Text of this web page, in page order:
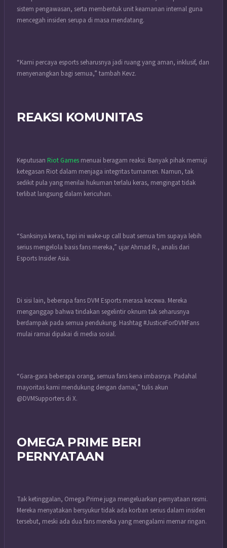
sistem pengawasan, serta membentuk unit keamanan internal guna
mencegah insiden serupa di masa mendatang.
“Kami percaya esports seharusnya jadi ruang yang aman, inklusif, dan
menyenangkan bagi semua,” tambah Kevz.
REAKSI KOMUNITAS
Keputusan Riot Games menuai beragam reaksi. Banyak pihak memuji
ketegasan Riot dalam menjaga integritas turnamen. Namun, tak
sedikit pula yang menilai hukuman terlalu keras, mengingat tidak
terlibat langsung dalam kericuhan.
“Sanksinya keras, tapi ini wake-up call buat semua tim supaya lebih
serius mengelola basis fans mereka,” ujar Ahmad R., analis dari
Esports Insider Asia.
Di sisi lain, beberapa fans DVM Esports merasa kecewa. Mereka
menganggap bahwa tindakan segelintir oknum tak seharusnya
berdampak pada semua pendukung. Hashtag #JusticeForDVMFans
mulai ramai dipakai di media sosial.
“Gara-gara beberapa orang, semua fans kena imbasnya. Padahal
mayoritas kami mendukung dengan damai,” tulis akun
@DVMSupporters di X.
OMEGA PRIME BERI
PERNYATAAN
Tak ketinggalan, Omega Prime juga mengeluarkan pernyataan resmi.
Mereka menyatakan bersyukur tidak ada korban serius dalam insiden
tersebut, meski ada dua fans mereka yang mengalami memar ringan.